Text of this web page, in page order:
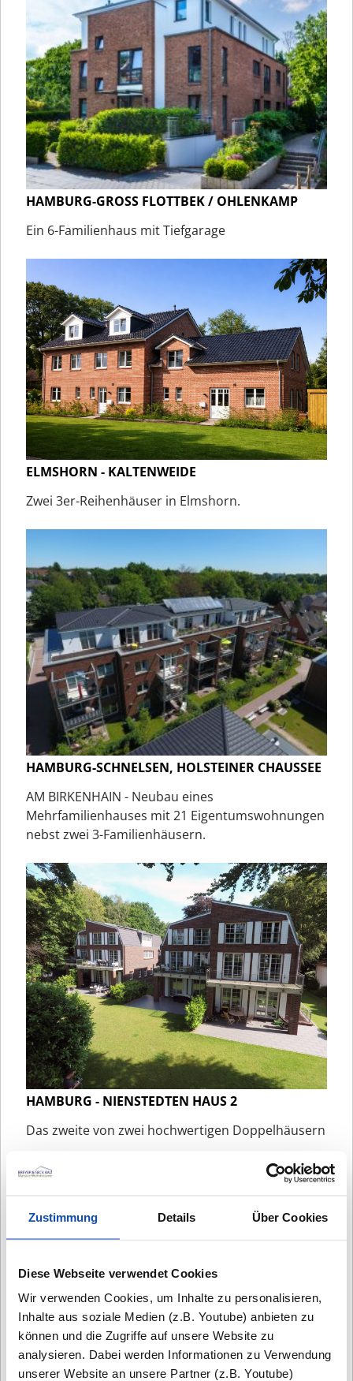
Zustimmung Details Über Cookies
Diese Webseite verwendet Cookies
Wir verwenden Cookies, um Inhalte zu personalisieren,
Inhalte aus soziale Medien (z.B. Youtube) anbieten zu
können und die Zugriffe auf unsere Website zu
analysieren. Dabei werden Informationen zu Verwendung
unserer Website an unsere Partner (z.B. Youtube)
HAMBURG-GROSS FLOTTBEK / OHLENKAMP
Ein 6-Familienhaus mit Tiefgarage
ELMSHORN - KALTENWEIDE
Zwei 3er-Reihenhäuser in Elmshorn.
HAMBURG-SCHNELSEN, HOLSTEINER CHAUSSEE
AM BIRKENHAIN - Neubau eines
Mehrfamilienhauses mit 21 Eigentumswohnungen
nebst zwei 3-Familienhäusern.
HAMBURG - NIENSTEDTEN HAUS 2
Das zweite von zwei hochwertigen Doppelhäusern